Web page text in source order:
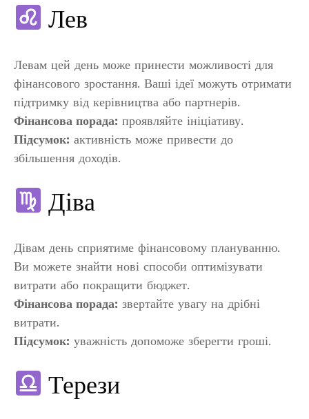
Лев
Левам цей день може принести можливості для
фінансового зростання. Ваші ідеї можуть отримати
підтримку від керівництва або партнерів.
Фінансова порада: проявляйте ініціативу.
Підсумок: активність може привести до
збільшення доходів.
Діва
Дівам день сприятиме фінансовому плануванню.
Ви можете знайти нові способи оптимізувати
витрати або покращити бюджет.
Фінансова порада: звертайте увагу на дрібні
витрати.
Підсумок: уважність допоможе зберегти гроші.
Терези